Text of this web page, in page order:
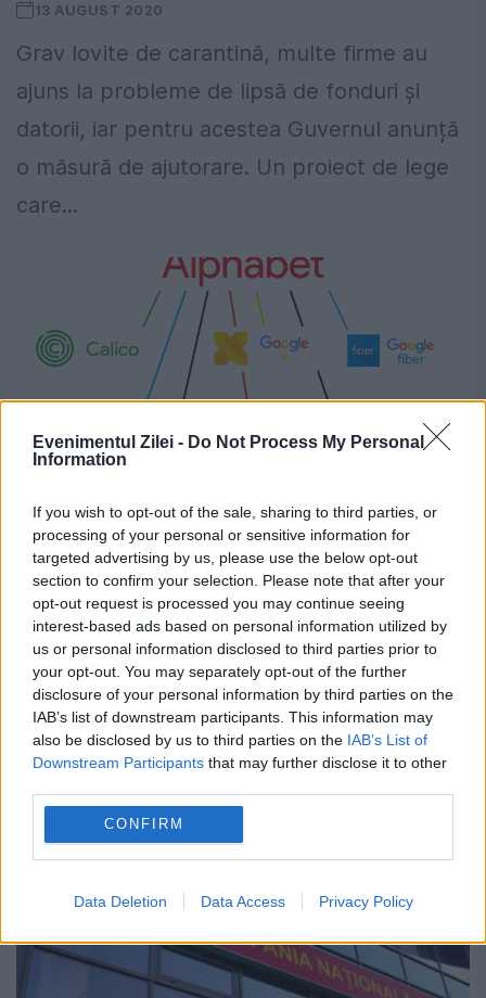
Evenimentul Zilei - Do Not Process My Personal
Information
If you wish to opt-out of the sale, sharing to third parties, or
processing of your personal or sensitive information for
targeted advertising by us, please use the below opt-out
section to confirm your selection. Please note that after your
opt-out request is processed you may continue seeing
interest-based ads based on personal information utilized by
us or personal information disclosed to third parties prior to
your opt-out. You may separately opt-out of the further
disclosure of your personal information by third parties on the
IAB’s list of downstream participants. This information may
also be disclosed by us to third parties on the IAB’s List of
Downstream Participants that may further disclose it to other
CONFIRM
Data Deletion Data Access Privacy Policy
13 AUGUST 2020
Grav lovite de carantină, multe firme au
ajuns la probleme de lipsă de fonduri și
datorii, iar pentru acestea Guvernul anunță
o măsură de ajutorare. Un proiect de lege
care...
Ce companie valorează 1000 de
miliarde? Caută pe Google!
17 IANUARIE 2020
Alphabet, firma mamă a Google, a devenit
joi a patra companie americană care a atins
pragul de 1000 de miliarde de dolari
Gigantul tehnologic californian a atins joi
seara o...